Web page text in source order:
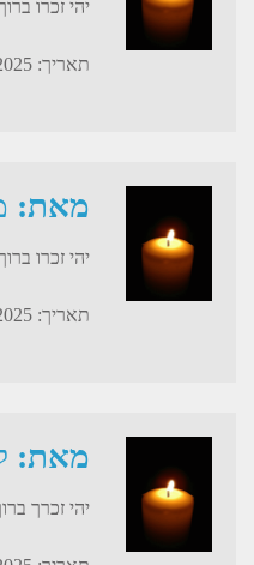
יהי זכרו
תאריך: 30/04/2025
מאת:
יהי זכרו
תאריך: 30/04/2025
מאת:
יהי זכרך